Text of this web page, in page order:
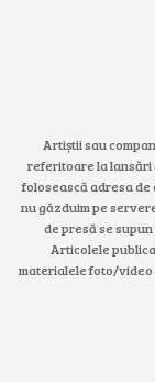
Artiștii sau
referitoare la lansări
folosească adresa de
nu găzduim pe
de presă se
Articolele
materialele foto/video